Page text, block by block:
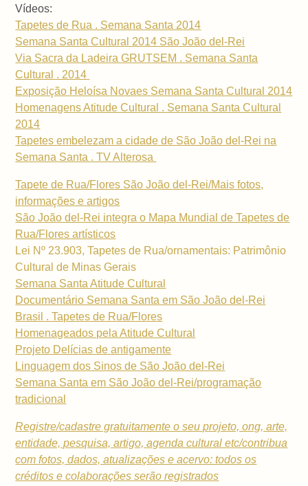
Vídeos:
Tapetes de Rua . Semana Santa 2014
Semana Santa Cultural 2014 São João del-Rei
Via Sacra da Ladeira GRUTSEM . Semana Santa
Cultural . 2014
Exposição Heloísa Novaes Semana Santa Cultural 2014
Homenagens Atitude Cultural . Semana Santa Cultural
2014
Tapetes embelezam a cidade de São João del-Rei na
Semana Santa . TV Alterosa
Tapete de Rua/Flores São João del-Rei/Mais fotos,
informações e artigos
São João del-Rei integra o Mapa Mundial de Tapetes de
Rua/Flores artísticos
Lei Nº 23.903, Tapetes de Rua/ornamentais: Patrimônio
Cultural de Minas Gerais
Semana Santa Atitude Cultural
Documentário Semana Santa em São João del-Rei
Brasil . Tapetes de Rua/Flores
Homenageados pela Atitude Cultural
Projeto Delícias de antigamente
Linguagem dos Sinos de São João del-Rei
Semana Santa em São João del-Rei/programação
tradicional
Registre/cadastre gratuitamente o seu projeto, ong, arte,
entidade, pesquisa, artigo, agenda cultural etc/contribua
com fotos, dados, atualizações e acervo: todos os
créditos e colaborações serão registrados